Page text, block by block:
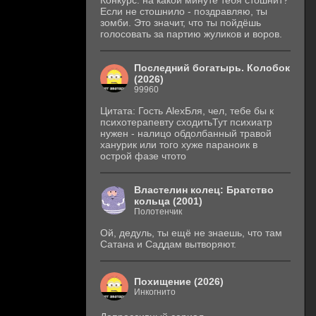
Если не стошнило - поздравляю, ты
зомби. Это значит, что ты пойдёшь
голосовать за партию жуликов и воров.
Последний богатырь. Колобок
(2026)
99960
Цитата: Гость AlexБля, чел, тебе бы к
психотерапевту сходитьТут психиатр
нужен - налицо обдолбанный травой
ханурик или того хуже параноик в
острой фазе чтото
Властелин колец: Братство
кольца (2001)
Полотенчик
Ой, дедуль, ты ещё не знаешь, что там
Сатана и Саддам вытворяют.
Похищение (2026)
Инкогнито